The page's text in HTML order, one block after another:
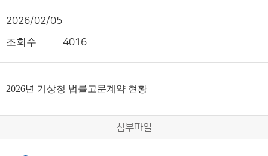
2026/02/05
조회수 4016
2026년 기상청 법률고문계약 현황
첨부파일